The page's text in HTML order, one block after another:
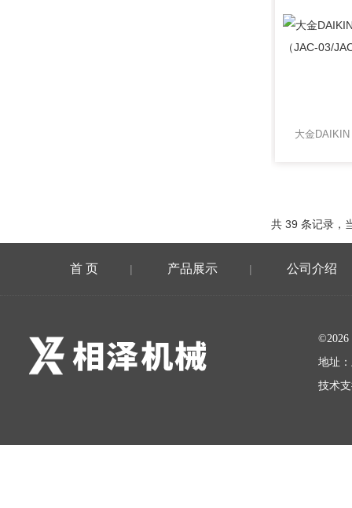
共 39 条记录
首 页 | 产品展示 | 公司介绍
地址
技术